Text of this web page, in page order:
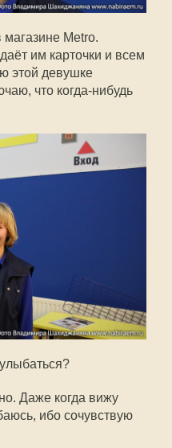
Metro.
им карточки и всем
этой девушке
что когда-нибудь
Даже когда вижу
ибо сочувствую